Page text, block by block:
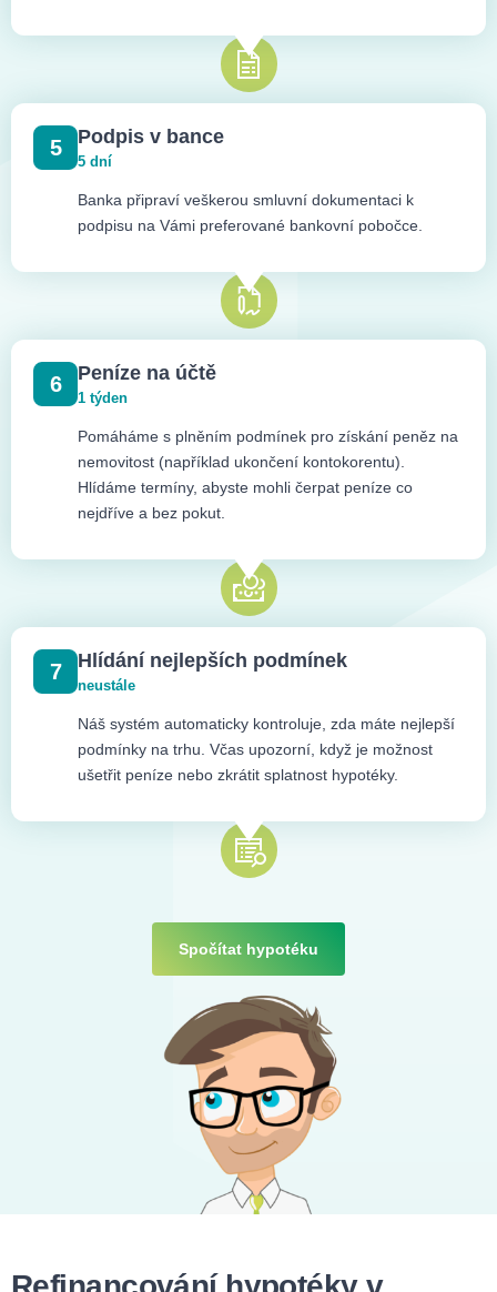
5 Podpis v bance
5 dní
Banka připraví veškerou smluvní dokumentaci k
podpisu na Vámi preferované bankovní pobočce.
6 Peníze na účtě
1 týden
Pomáháme s plněním podmínek pro získání peněz na
nemovitost (například ukončení kontokorentu).
Hlídáme termíny, abyste mohli čerpat peníze co
nejdříve a bez pokut.
7 Hlídání nejlepších podmínek
neustále
Náš systém automaticky kontroluje, zda máte nejlepší
podmínky na trhu. Včas upozorní, když je možnost
ušetřit peníze nebo zkrátit splatnost hypotéky.
Spočítat hypotéku